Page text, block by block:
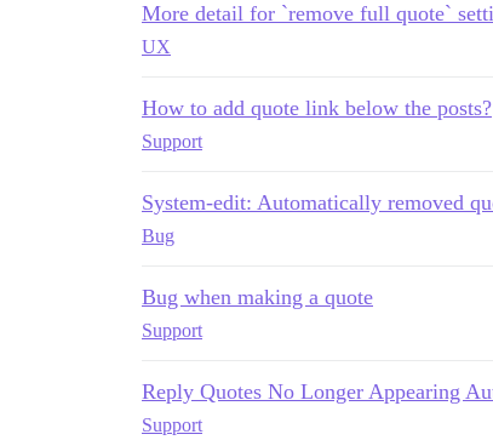
More detail for `remove full quote`
UX
How to add quote link below the posts?
Support
System-edit: Automatically removed
Bug
Bug when making a quote
Support
Reply Quotes No Longer Appearing
Support